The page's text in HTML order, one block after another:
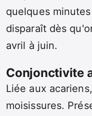
quelques
disparaît dès
avril à juin.
Conjonctivite
Liée aux
moisissures.